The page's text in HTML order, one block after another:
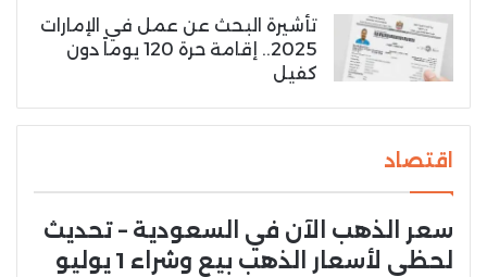
تأشيرة البحث عن عمل في الإمارات
2025.. إقامة حرة 120 يوماً دون
كفيل
اقتصاد
سعر الذهب الآن في السعودية – تحديث
لحظي لأسعار الذهب بيع وشراء 1 يوليو